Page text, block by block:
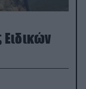
Ειδικών